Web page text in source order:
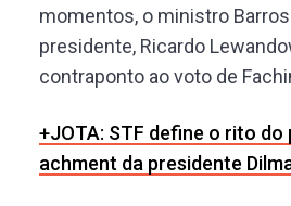
momentos, o ministro
presidente, Ricardo
contraponto ao voto de
+JOTA: STF define o rito do
achment da presidente